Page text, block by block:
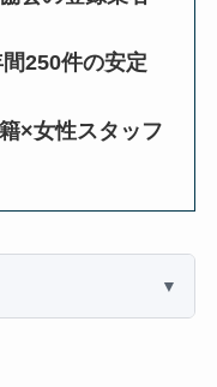
250件の安定
×女性スタッフ